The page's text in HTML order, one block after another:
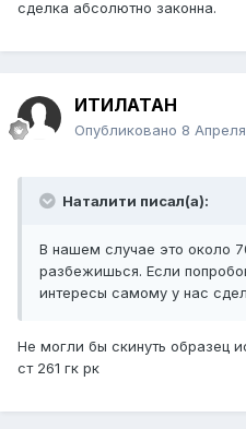
сделка абсолютно законна.
ИТИЛАТАН
Опубликовано 8 Апреля
Наталити писал(а):
В нашем случае это около
разбежишься. Если
интересы самому у нас
Не могли бы скинуть образец
ст 261 гк рк